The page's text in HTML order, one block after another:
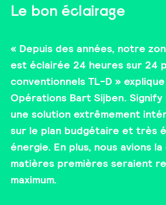
Le bon éclairage
« Depuis des années, notre
est éclairée 24 heures sur 24
conventionnels TL-D »
Opérations Bart Sijben.
une solution extrêmement
sur le plan budgétaire et très
énergie. En plus, nous avions
matières premières seraient
maximum.